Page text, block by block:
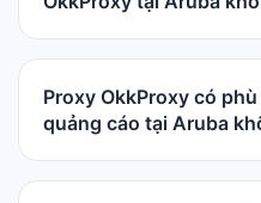
Proxy OkkProxy có
quảng cáo tại Aruba